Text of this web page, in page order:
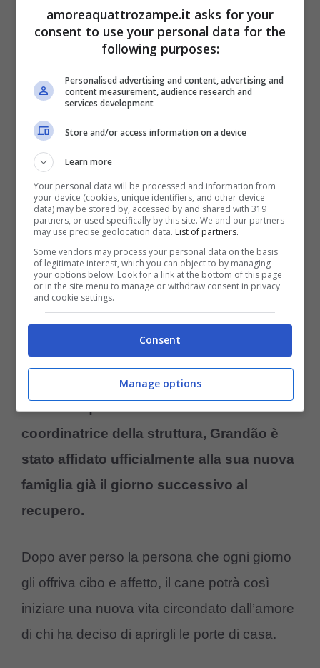
vita
Terminati gli accertamenti, i volontari
dell’Unione Protettrice degli Animali di Portão
(UPAP) hanno recuperato Grandão e lo
hanno trasferito nelcanile municipale
struttura che ospita oltre 220 cani salvati da
situazioni di abbandono e maltrattamento.
Per lui, però, la permanenza è durata
pochissimo.
La sua storia ha infatti commosso una donna
residente nel quartiere Floresta, nel vicino
comune di Estância Velha, che dopo aver
letto la notizia ha deciso di adottarlo.
Secondo quanto comunicato dalla
coordinatrice della struttura, Grandão è
stato affidato ufficialmente alla sua nuova
famiglia già il giorno successivo al
recupero.
Dopo aver perso la persona che ogni giorno
gli offriva cibo e affetto, il cane potrà così
iniziare una nuova vita circondato dall’amore
di chi ha deciso di aprirgli le porte di casa.
amoreaquattrozampe.it asks for your
consent to use your personal data for the
following purposes:
Personalised advertising and content, advertising and
content measurement, audience research and
services development
Store and/or access information on a device
Learn more
Your personal data will be processed and information from
your device (cookies, unique identifiers, and other device
data) may be stored by, accessed by and shared with 319
partners, or used specifically by this site. We and our partners
may use precise geolocation data. List of partners.
Some vendors may process your personal data on the basis
of legitimate interest, which you can object to by managing
your options below. Look for a link at the bottom of this page
or in the site menu to manage or withdraw consent in privacy
and cookie settings.
Consent
Manage options